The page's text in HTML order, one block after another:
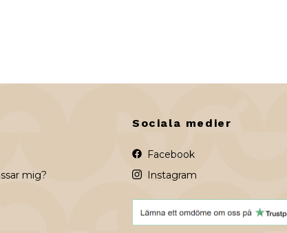
mig?
Sociala medier
Facebook
Instagram